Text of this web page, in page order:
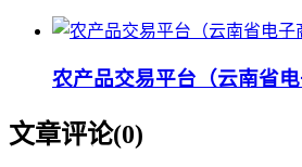
农产品交易平台（云南省电
文章评论(0)